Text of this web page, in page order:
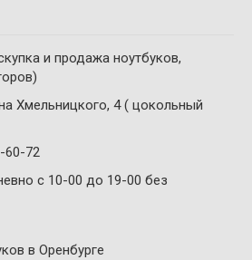
и продажа ноутбуков,
Хмельницкого, 4 ( цокольный
60-72
с 10-00 до 19-00 без
в Оренбурге